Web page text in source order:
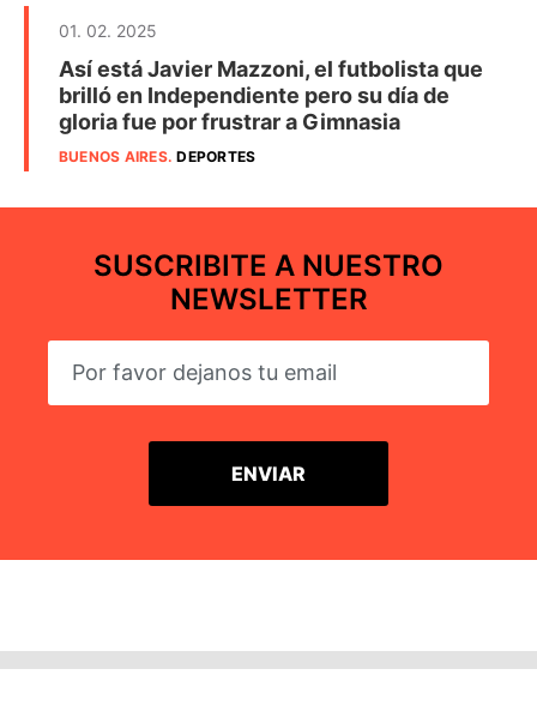
01. 02. 2025
Así está Javier Mazzoni, el futbolista que
brilló en Independiente pero su día de
gloria fue por frustrar a Gimnasia
BUENOS AIRES.DEPORTES
SUSCRIBITE A NUESTRO
NEWSLETTER